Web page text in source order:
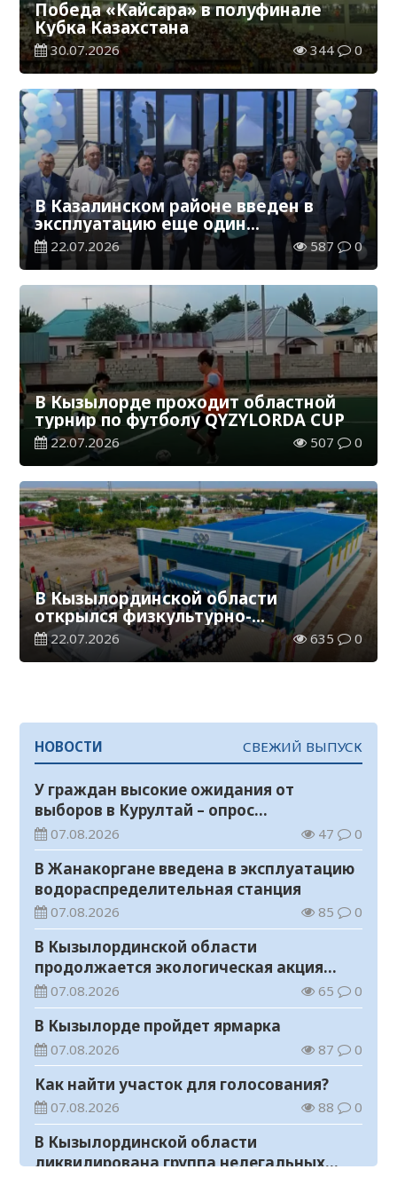
Победа «Кайсара» в полуфинале
Кубка Казахстана
30.07.2026 344 0
В Казалинском районе введен в
эксплуатацию еще один
физкультурно-оздоровительный
комплекс
22.07.2026 587 0
В Кызылорде проходит областной
турнир по футболу QYZYLORDA CUP
22.07.2026 507 0
В Кызылординской области
открылся физкультурно-
оздоровительный комплекс
22.07.2026 635 0
НОВОСТИ СВЕЖИЙ ВЫПУСК
У граждан высокие ожидания от
выборов в Курултай – опрос
общественного мнения
07.08.2026 47 0
В Жанакоргане введена в эксплуатацию
водораспределительная станция
07.08.2026 85 0
В Кызылординской области
продолжается экологическая акция
«Таза Қазақстан»
07.08.2026 65 0
В Кызылорде пройдет ярмарка
07.08.2026 87 0
Как найти участок для голосования?
07.08.2026 88 0
В Кызылординской области
ликвидирована группа нелегальных